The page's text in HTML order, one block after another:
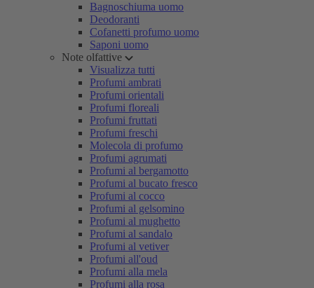
Bagnoschiuma uomo
Deodoranti
Cofanetti profumo uomo
Saponi uomo
Note olfattive
Visualizza tutti
Profumi ambrati
Profumi orientali
Profumi floreali
Profumi fruttati
Profumi freschi
Molecola di profumo
Profumi agrumati
Profumi al bergamotto
Profumi al bucato fresco
Profumi al cocco
Profumi al gelsomino
Profumi al mughetto
Profumi al sandalo
Profumi al vetiver
Profumi all'oud
Profumi alla mela
Profumi alla rosa